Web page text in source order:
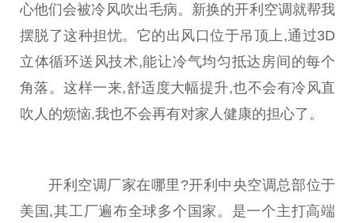
心他们会被冷风吹出毛病。新换的开利空调就帮我
摆脱了这种担忧。它的出风口位于吊顶上,通过3D
立体循环送风技术,能让冷气均匀抵达房间的每个
角落。这样一来,舒适度大幅提升,也不会有冷风直
吹人的烦恼,我也不会再有对家人健康的担心了。
开利空调厂家在哪里?开利 中央空调总部位于
美国,其工厂遍布全球多个 国家 。是一个主打高端